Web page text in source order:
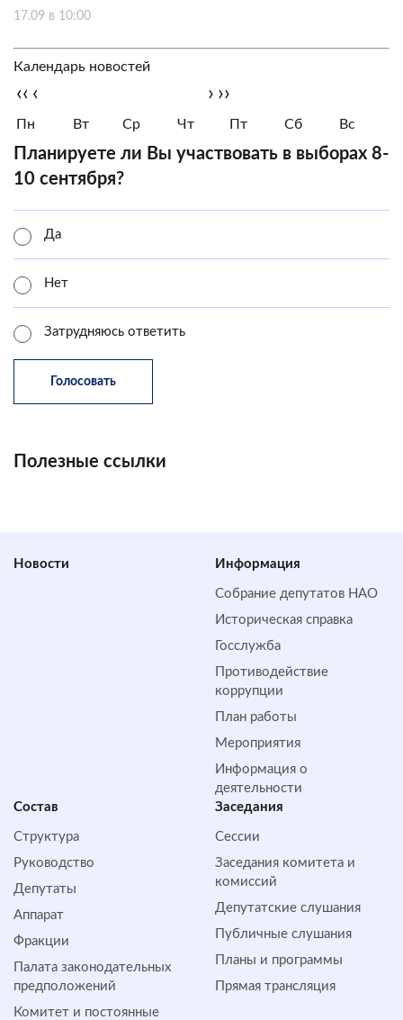
17.09 в 10:00
Календарь новостей
‹‹ ‹ › ››
Пн Вт Ср Чт Пт Сб Вс
Планируете ли Вы участвовать в выборах 8-
10 сентября?
Да
Нет
Затрудняюсь ответить
Полезные ссылки
Новости Информация
Собрание депутатов НАО
Историческая справка
Госслужба
Противодействие
коррупции
План работы
Мероприятия
Информация о
деятельности
Состав
Структура
Руководство
Депутаты
Аппарат
Фракции
Палата законодательных
предположений
Комитет и постоянные
Заседания
Сессии
Заседания комитета и
комиссий
Депутатские слушания
Публичные слушания
Планы и программы
Прямая трансляция